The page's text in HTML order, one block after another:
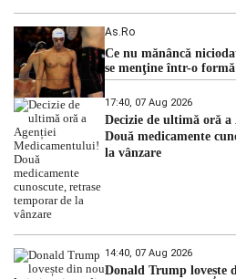
As.ro
Ce nu mănâncă
se menţine într-o
17:40, 07 Aug 2026
Decizie de ultimă oră
Două medicamente
la vânzare
14:40, 07 Aug 2026
Donald Trump